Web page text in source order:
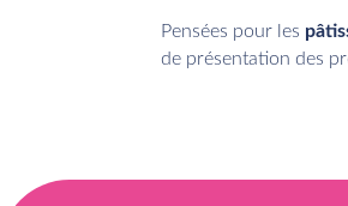
Pensées pour les
de présentation des